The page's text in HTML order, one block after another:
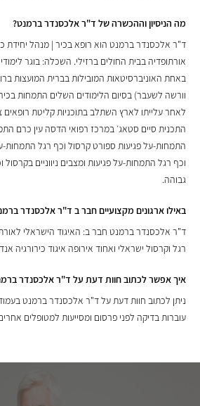
מה הניסיון וההכשרה של ד"ר אלכסנדר ברמנט?
ד"ר אלכסנדר ברמנט הוא רופא בכיר | מנהל יחידת
אורתופדיה בבית החולים ברזילי. השכלה: בוגר
באחת האוניברסיטאות המובילות בברית המועצות
וורשה לשעבר) בסיום הלימודים השלים התמחות
לאחר עלייתו לארץ השתלב בתוכניות קליטת
התכנית סיים סטאג׳ במרכז רפואי הדסה עין כרם
התמחות-על פגיעות ספורט קרסול וכף רגל
וכף רגל התמחות-על פגיעות ומצבים ניווניים
גבוהה.
באילו ארגונים מקצועיים חבר ב ד"ר אלכסנדר
ד"ר אלכסנדר ברמנט חבר ב: האיגוד הישראלי
רגל וקרסול ישראלי ואחוד אירופה איגוד כירורגיה
איך אפשר לכתוב חוות דעת על ד"ר אלכסנדר
ניתן לכתוב חוות דעת על ד"ר אלכסנדר ברמנט
עוברות בדיקה לפני פרסום ומסייעות למטופלים